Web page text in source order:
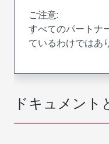
ドキュメント
ご注意:
すべてのパートナ
ているわけではあ